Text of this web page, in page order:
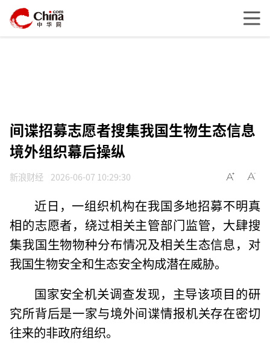
间谍招募志愿者搜集我国生物生态信息
境外组织幕后操纵
新浪财经 2026-06-07 10:29:30
近日，一组织机构在我国多地招募不明真
相的志愿者，绕过相关主管部门监管，大肆搜
集我国生物物种分布情况及相关生态信息，对
我国生物安全和生态安全构成潜在威胁。
国家安全机关调查发现，主导该项目的研
究所背后是一家与境外间谍情报机关存在密切
往来的非政府组织。